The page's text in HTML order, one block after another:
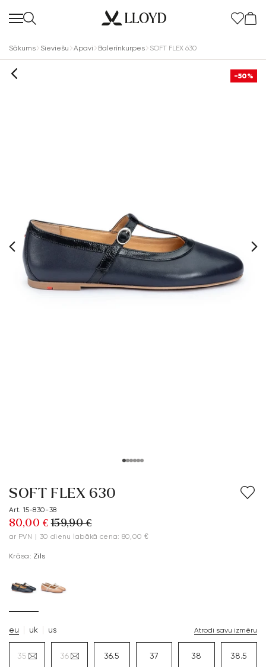
Sākums Sieviešu Apavi Balerīnkurpes SOFT FLEX 630
-50%
SOFT FLEX 630
Art. 15-830-38
80,00 € 159,90 €
ar PVN | 30 dienu labākā cena: 80,00 €
Krāsa: Zils
eu uk us Atrodi savu izmēru
35 36 36.5 37 38 38.5